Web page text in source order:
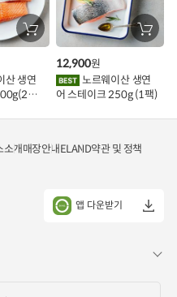
장
바
에
담
기
조
장
바
에
담
기
어 스테이크 250g (1팩)
12,900원
소개매장안내ELAND약관 및 정책
앱 다운받기